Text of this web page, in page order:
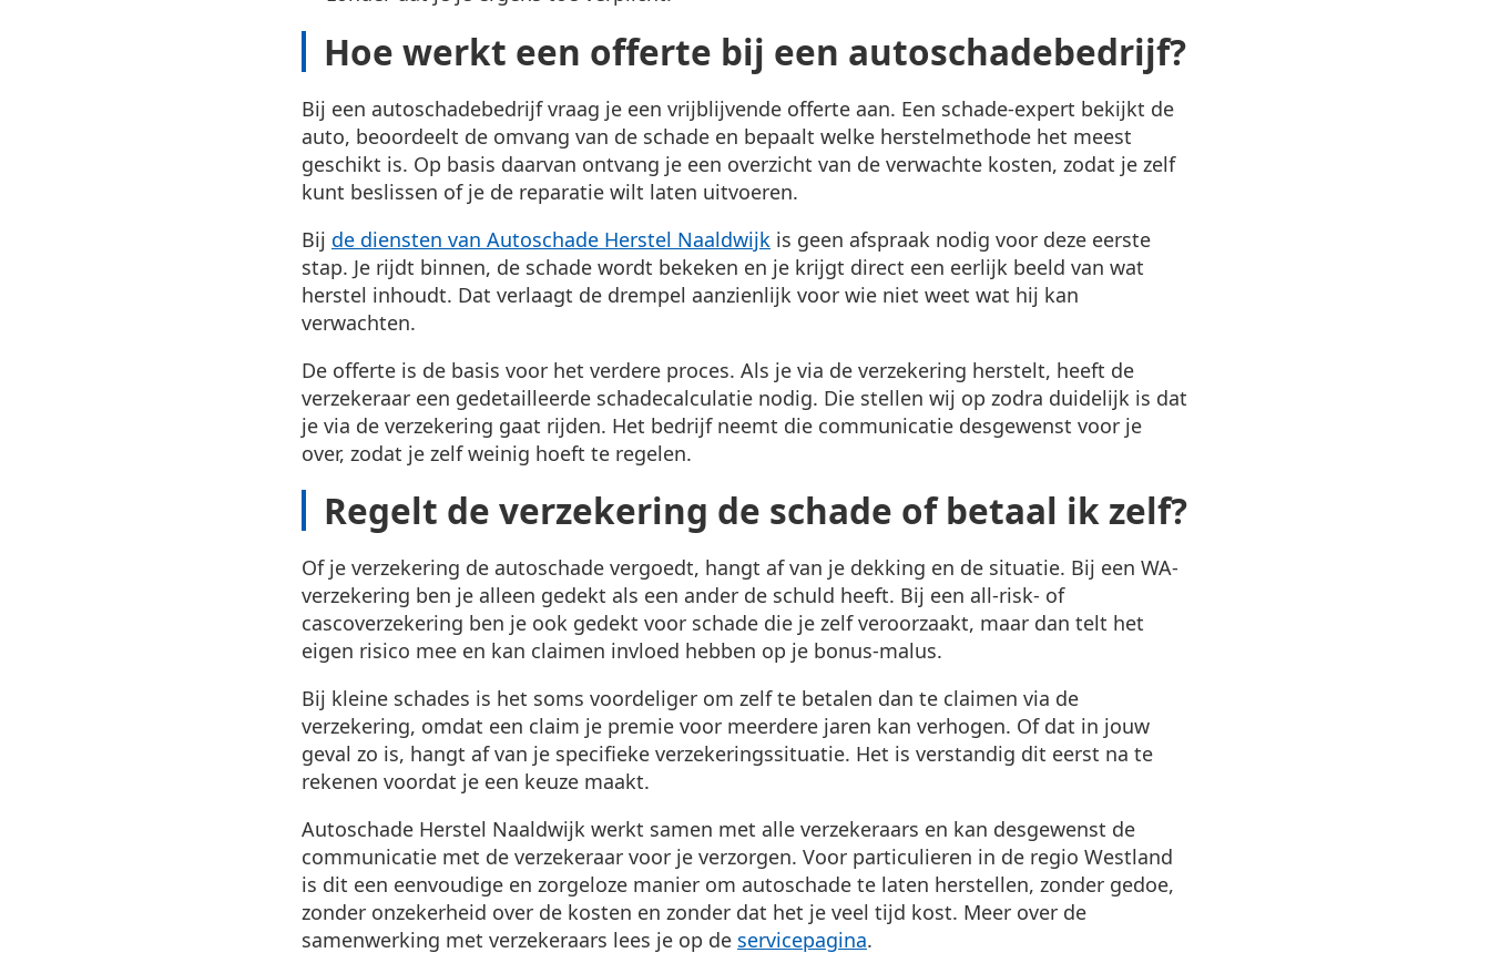
Hoe werkt een offerte bij een autoschadebedrijf?
Bij een autoschadebedrijf vraag je een vrijblijvende offerte aan. Een schade-expert bekijkt de
auto, beoordeelt de omvang van de schade en bepaalt welke herstelmethode het meest
geschikt is. Op basis daarvan ontvang je een overzicht van de verwachte kosten, zodat je zelf
kunt beslissen of je de reparatie wilt laten uitvoeren.
Bij de diensten van Autoschade Herstel Naaldwijk is geen afspraak nodig voor deze eerste
stap. Je rijdt binnen, de schade wordt bekeken en je krijgt direct een eerlijk beeld van wat
herstel inhoudt. Dat verlaagt de drempel aanzienlijk voor wie niet weet wat hij kan
verwachten.
De offerte is de basis voor het verdere proces. Als je via de verzekering herstelt, heeft de
verzekeraar een gedetailleerde schadecalculatie nodig. Die stellen wij op zodra duidelijk is dat
je via de verzekering gaat rijden. Het bedrijf neemt die communicatie desgewenst voor je
over, zodat je zelf weinig hoeft te regelen.
Regelt de verzekering de schade of betaal ik zelf?
Of je verzekering de autoschade vergoedt, hangt af van je dekking en de situatie. Bij een WA-
verzekering ben je alleen gedekt als een ander de schuld heeft. Bij een all-risk- of
cascoverzekering ben je ook gedekt voor schade die je zelf veroorzaakt, maar dan telt het
eigen risico mee en kan claimen invloed hebben op je bonus-malus.
Bij kleine schades is het soms voordeliger om zelf te betalen dan te claimen via de
verzekering, omdat een claim je premie voor meerdere jaren kan verhogen. Of dat in jouw
geval zo is, hangt af van je specifieke verzekeringssituatie. Het is verstandig dit eerst na te
rekenen voordat je een keuze maakt.
Autoschade Herstel Naaldwijk werkt samen met alle verzekeraars en kan desgewenst de
communicatie met de verzekeraar voor je verzorgen. Voor particulieren in de regio Westland
is dit een eenvoudige en zorgeloze manier om autoschade te laten herstellen, zonder gedoe,
zonder onzekerheid over de kosten en zonder dat het je veel tijd kost. Meer over de
samenwerking met verzekeraars lees je op de servicepagina.